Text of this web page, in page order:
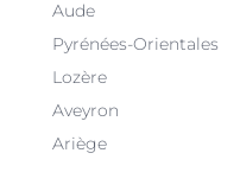
Aude
Pyrénées-Orientales
Lozère
Aveyron
Ariège